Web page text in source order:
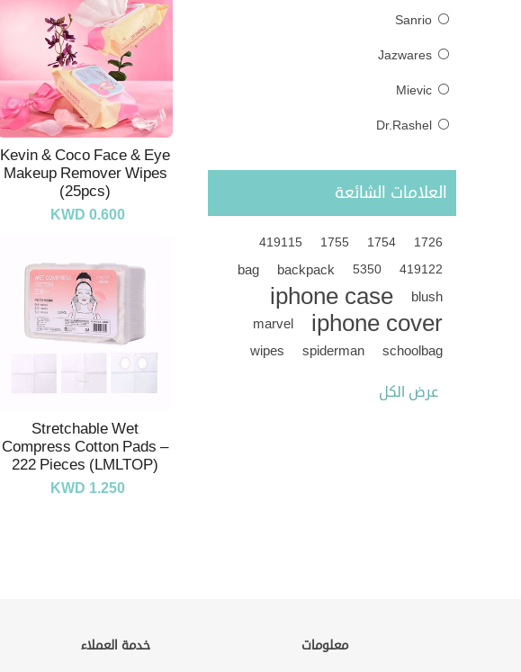
Sanrio
Jazwares
Mievic
Dr.Rashel
العلامات الشائعة
1726
1754
1755
419115
419122
5350
backpack
bag
blush
iphone case
iphone cover
marvel
schoolbag
spiderman
wipes
عرض الكل
Kevin & Coco Face & Eye
Makeup Remover Wipes
(25pcs)
KWD 0.600
Stretchable Wet
Compress Cotton Pads –
222 Pieces (LMLTOP)
KWD 1.250
معلومات خدمة العملاء